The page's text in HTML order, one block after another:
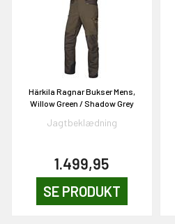
Härkila Ragnar Bukser Mens,
Willow Green / Shadow Grey
Jagtbeklædning
1.499,95
SE PRODUKT